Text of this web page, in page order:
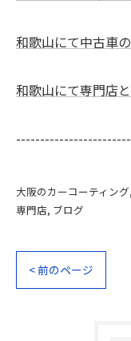
和歌山にて中古車
和歌山にて専門店
大阪のカーコーティング
専門店 ブログ
< 前のページ